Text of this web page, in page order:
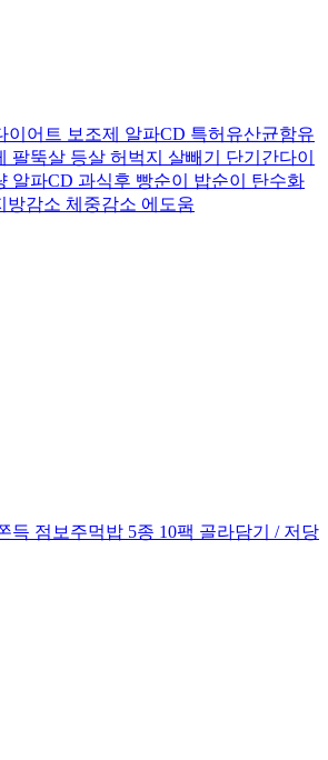
이어트 보조제 알파CD 특허유산균함유
팔뚝살 등살 허벅지 살빼기 단기간다이
알파CD 과식후 빵순이 밥순이 탄수화
방감소 체중감소 에도움
득 점보주먹밥 5종 10팩 골라담기 / 저당